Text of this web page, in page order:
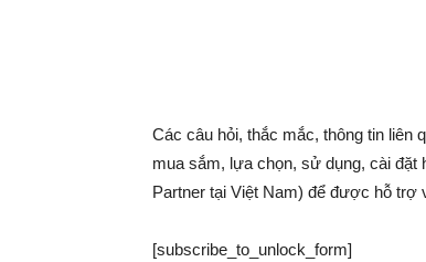
Các câu hỏi, thắc mắc, thông tin liên
mua sắm, lựa chọn, sử dụng, cài đặt
Partner tại Việt Nam) để được hỗ trợ
[subscribe_to_unlock_form]